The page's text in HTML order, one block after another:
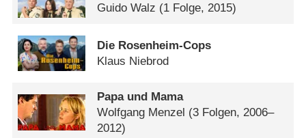
Guido Walz (1 Folge, 2015)
Die Rosenheim-Cops
Klaus Niebrod
Papa und Mama
Wolfgang Menzel (3 Folgen, 2006–
2012)